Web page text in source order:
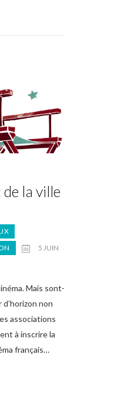
la ville
5 JUIN
Mais sont-
non
associations
à inscrire la
français…